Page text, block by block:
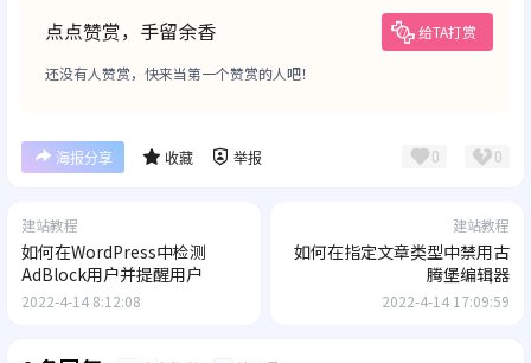
点点赞赏，手留余香 给TA打赏
还没有人赞赏，快来当第一个赞赏的人吧！
海报分享 收藏 举报 0 0
建站教程
如何在WordPress中检测
AdBlock用户并提醒用户
2022-4-14 8:12:08
建站教程
如何在指定文章类型中禁用古
腾堡编辑器
2022-4-14 17:09:59